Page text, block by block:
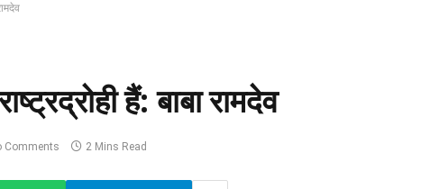
हैं: बाबा रामदेव
Comments 2 Mins Read